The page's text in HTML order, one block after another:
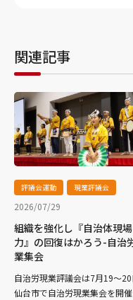
関連記事
評議会運動 現業評議会
2026/07/29
組織を強化し『自治体現場
力』の回復はかろう-自治
業集会
自治労現業評議会は7月19～20
仙台市で自治労現業集会を開